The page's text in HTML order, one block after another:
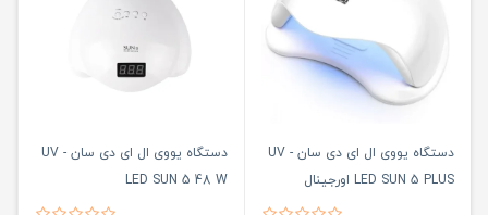
دستگاه یووی ال ای دی سان UV -
LED SUN 5 PLUS اورجینال
دستگاه یووی ال ای دی سان UV -
LED SUN 5 48 W